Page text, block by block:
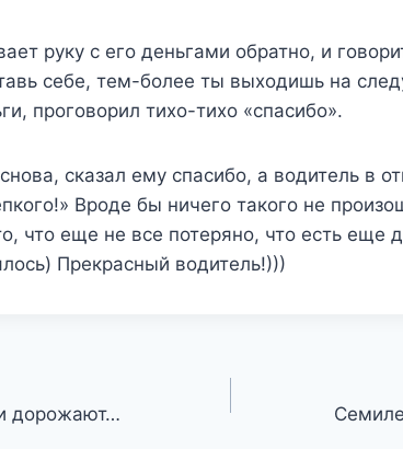
руку с его деньгами обратно, и
себе, тем-более ты выходишь на
проговорил тихо-тихо «спасибо».
сказал ему спасибо, а водитель в
Вроде бы ничего такого не
что еще не все потеряно, что есть еще
Прекрасный водитель!)))
дорожают…